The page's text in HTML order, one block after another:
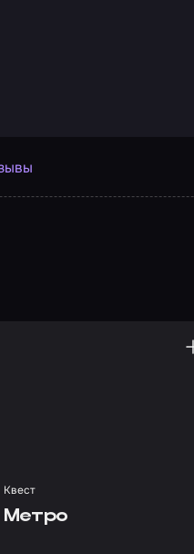
Квест
Метро